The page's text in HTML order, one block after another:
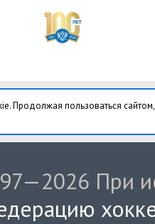
Продолжая пользоваться
При